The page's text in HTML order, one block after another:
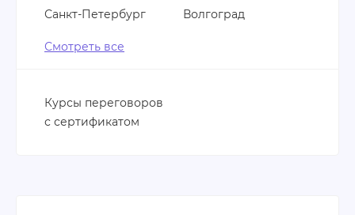
Санкт-Петербург
Волгоград
Смотреть все
Курсы переговоров
с сертификатом